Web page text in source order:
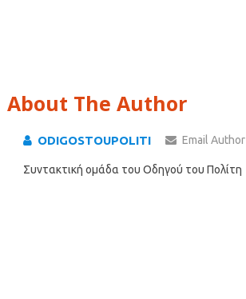
About The Author
ODIGOSTOUPOLITI Email Author
Συντακτική ομάδα του Οδηγού του Πολίτη